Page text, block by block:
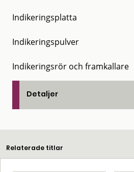
Indikeringsplatta
Indikeringspulver
Indikeringsrör och framkallare
Detaljer
Relaterade titlar